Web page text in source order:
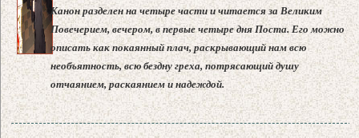
Канон разделен на четыре части и читается за Великим
Повечерием, вечером, в первые четыре дня Поста. Его можно
описать как покаянный плач, раскрывающий нам всю
необъятность, всю бездну греха, потрясающий душу
отчаянием, раскаянием и надеждой.